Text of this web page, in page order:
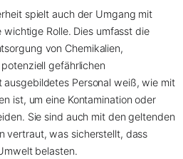
spielt auch der Umgang mit
Rolle. Dies umfasst die
von Chemikalien,
gefährlichen
Personal weiß, wie mit
ist, um eine Kontamination oder
Sie sind auch mit den geltenden
vertraut, was sicherstellt, dass
belasten.